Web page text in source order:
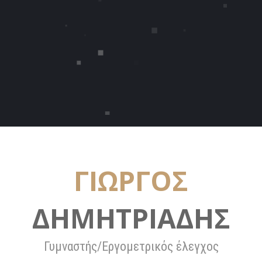
ΓΙΩΡΓΟΣ
ΔΗΜΗΤΡΙΑΔΗΣ
Γυμναστής/Εργομετρικός έλεγχος